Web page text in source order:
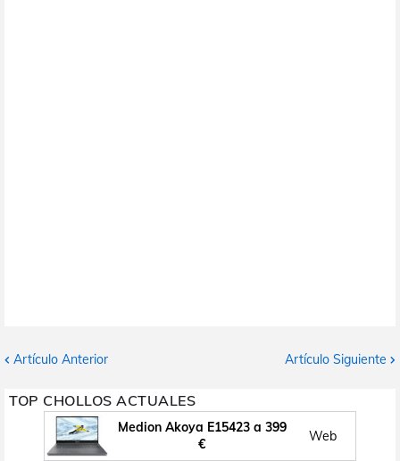
Artículo Anterior Artículo Siguiente
TOP CHOLLOS ACTUALES
Medion Akoya E15423 a 399
€
Web